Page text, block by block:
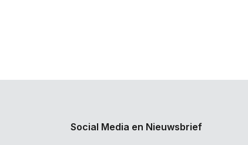
Social Media en Nieuwsbrief